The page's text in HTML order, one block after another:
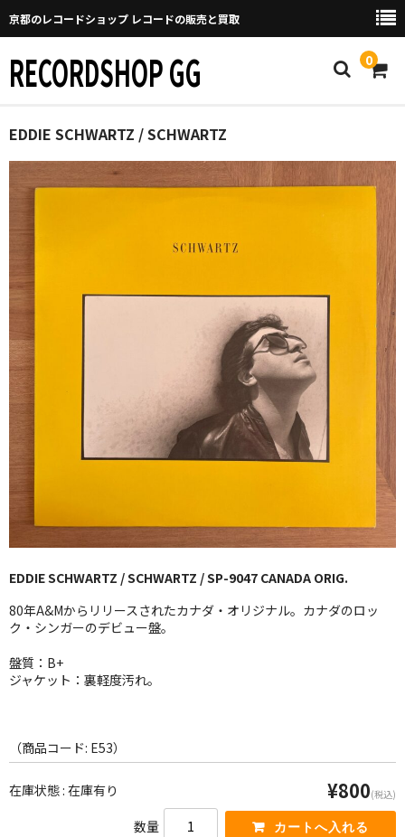
京都のレコードショップ レコードの販売と買取
RECORDSHOP GG 0
Home
取り置きなどについて
New Arrivals
GG RECORD （当店のレーベル）
BLUE NOTE
JAZZ-EU
JAZZ-JP
JAZZ-VOCAL
EDDIE SCHWARTZ / SCHWARTZ
EDDIE SCHWARTZ / SCHWARTZ / SP-9047 CANADA ORIG.
80年A&Mからリリースされたカナダ・オリジナル。カナダのロッ
ク・シンガーのデビュー盤。
盤質：B+
ジャケット：裏軽度汚れ。
（商品コード: E53）
在庫状態 : 在庫有り ¥800(税込)
数量